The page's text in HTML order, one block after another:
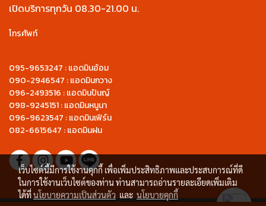
เปิดบริการทุกวัน 08.30-21.00 น.
โทรศัพท์
095-9653247 : แอดมินอ้อม
090-2946547 : แอดมินกวาง
096-2493516 : แอดมินปันญ์
098-9245151 : แอดมินหนูนา
096-9623547 : แอดมินเฟิร์น
082-6615647 : แอดมินฝน
เว็บไซต์นี้มีการใช้งานคุกกี้ เพื่อเพิ่มประสิทธิภาพและประสบการณ์ที่ดี
ในการใช้งานเว็บไซต์ของท่าน ท่านสามารถอ่านรายละเอียดเพิ่มเติม
ได้ที่นโยบายความเป็นส่วนตัว และ นโยบายคุกกี้